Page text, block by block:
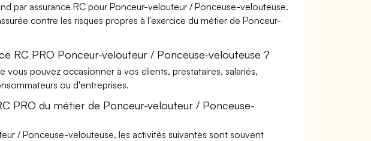
par assurance RC pour Ponceur-velouteur / Ponceuse-velouteuse.
contre les risques propres à l'exercice du métier de Ponceur-
RC PRO Ponceur-velouteur / Ponceuse-velouteuse ?
vous pouvez occasionner à vos clients, prestataires, salariés,
ou d'entreprises.
PRO du métier de Ponceur-velouteur / Ponceuse-
/ Ponceuse-velouteuse, les activités suivantes sont souvent